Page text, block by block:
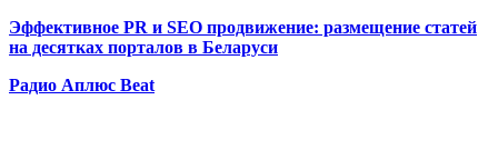
Эффективное PR и SEO продвижение: размещение статей
на десятках порталов в Беларуси
Радио Аплюс Beat